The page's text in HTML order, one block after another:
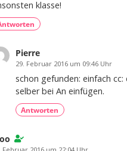
klasse!
Pierre
29. Februar 2016 um 09:46 Uhr
schon gefunden: einfach cc:
selber bei An einfügen.
Antworten